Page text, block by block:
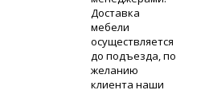
Доставка
мебели
осуществляется
до подъезда, по
желанию
клиента наши